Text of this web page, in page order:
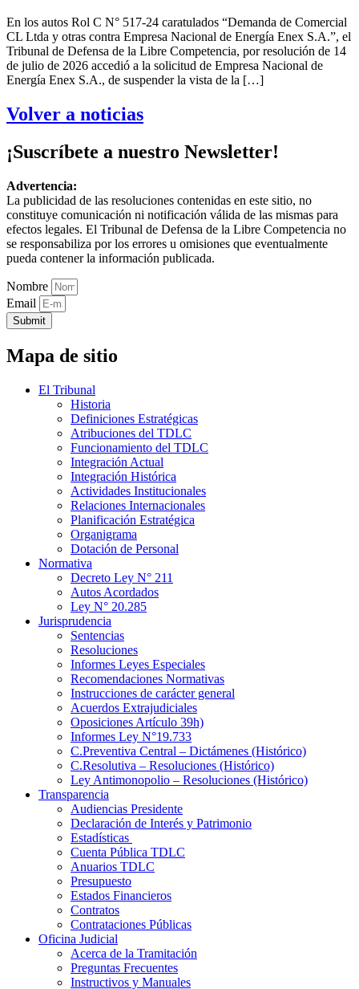
En los autos Rol C N° 517-24 caratulados “Demanda de Comercial
CL Ltda y otras contra Empresa Nacional de Energía Enex S.A.”, el
Tribunal de Defensa de la Libre Competencia, por resolución de 14
de julio de 2026 accedió a la solicitud de Empresa Nacional de
Energía Enex S.A., de suspender la vista de la […]
Volver a noticias
¡Suscríbete a nuestro Newsletter!
Advertencia:
La publicidad de las resoluciones contenidas en este sitio, no
constituye comunicación ni notificación válida de las mismas para
efectos legales. El Tribunal de Defensa de la Libre Competencia no
se responsabiliza por los errores u omisiones que eventualmente
pueda contener la información publicada.
Nombre
Email
Submit
Mapa de sitio
El Tribunal
Historia
Definiciones Estratégicas
Atribuciones del TDLC
Funcionamiento del TDLC
Integración Actual
Integración Histórica
Actividades Institucionales
Relaciones Internacionales
Planificación Estratégica
Organigrama
Dotación de Personal
Normativa
Decreto Ley N° 211
Autos Acordados
Ley N° 20.285
Jurisprudencia
Sentencias
Resoluciones
Informes Leyes Especiales
Recomendaciones Normativas
Instrucciones de carácter general
Acuerdos Extrajudiciales
Oposiciones Artículo 39h)
Informes Ley N°19.733
C.Preventiva Central – Dictámenes (Histórico)
C.Resolutiva – Resoluciones (Histórico)
Ley Antimonopolio – Resoluciones (Histórico)
Transparencia
Audiencias Presidente
Declaración de Interés y Patrimonio
Estadísticas
Cuenta Pública TDLC
Anuarios TDLC
Presupuesto
Estados Financieros
Contratos
Contrataciones Públicas
Oficina Judicial
Acerca de la Tramitación
Preguntas Frecuentes
Instructivos y Manuales